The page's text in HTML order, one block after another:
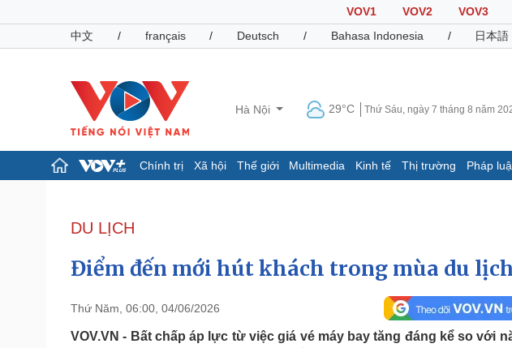
VOV1 VOV2 VOV3
中文
/ français / Deutsch / Bahasa Indonesia / 日本語
Hà Nội 29°C Thứ Sáu, ngày 7 tháng 8 năm
Chính trị Xã hội Thế giới Multimedia Kinh tế Thị trường Pháp
Đảng
Tổ chức nhân sự
Quốc hội
Nhận diện sự thật
Dấu ấn VOV
Pháp luật
Quân sự - Quốc phòng
Thể thao
DU LỊCH
Điểm đến mới hút khách trong mùa du
Thứ Năm, 06:00, 04/06/2026
VOV.VN - Bất chấp áp lực từ việc giá vé máy bay tăng đáng kể so với